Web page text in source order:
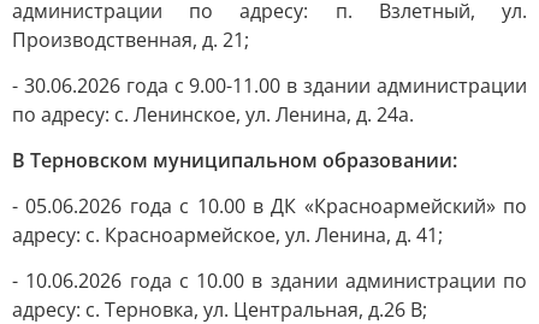
администрации по адресу: п. Взлетный, ул.
Производственная, д. 21;
- 30.06.2026 года с 9.00-11.00 в здании администрации
по адресу: с. Ленинское, ул. Ленина, д. 24а.
В Терновском муниципальном образовании:
- 05.06.2026 года с 10.00 в ДК «Красноармейский» по
адресу: с. Красноармейское, ул. Ленина, д. 41;
- 10.06.2026 года с 10.00 в здании администрации по
адресу: с. Терновка, ул. Центральная, д.26 В;